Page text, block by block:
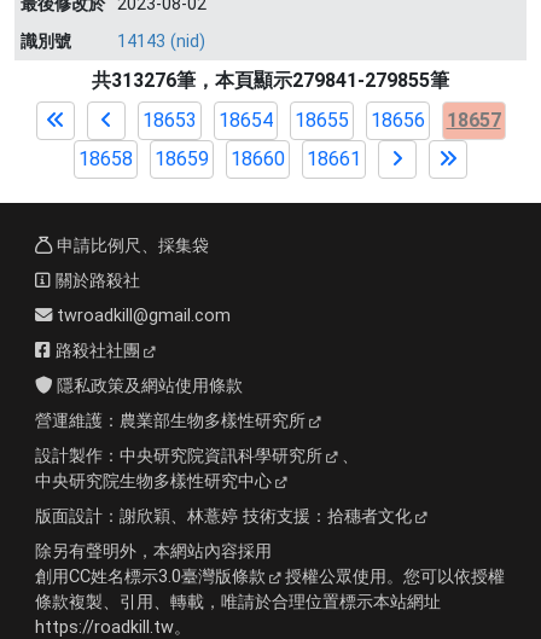
最後修改於 2023-08-02
識別號
14143 (nid)
共313276筆，本頁顯示279841-279855筆
18653
18654 18655 18656
18657
18658
18659 18660 18661
申請比例尺、採集袋
關於路殺社
twroadkill@gmail.com
路殺社社團
隱私政策及網站使用條款
營運維護： 農業部生物多樣性研究所
設計製作： 中央研究院資訊科學研究所
、
中央研究院生物多樣性研究中心
版面設計： 謝欣穎、林薏婷 技術支援： 拾穗者文化
除另有聲明外，本網站內容採用
創用CC姓名標示3.0臺灣版條款
授權公眾使用。您可以依授權
條款複製、引用、轉載，唯請於合理位置標示本站網址
https://roadkill.tw。